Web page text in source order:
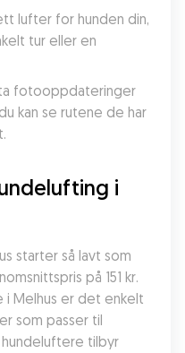
lufter for hunden din,
tur eller en
fotooppdateringer
kan se rutene de har
i
starter så lavt som
på 151 kr.
i Melhus er det enkelt
som passer til
tilbyr